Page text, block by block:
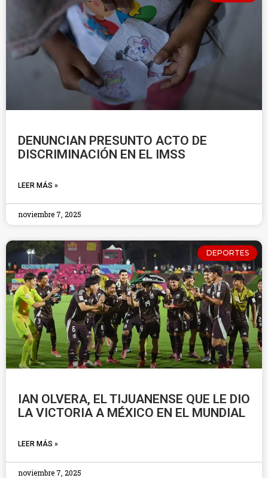
DENUNCIAN PRESUNTO ACTO DE
DISCRIMINACIÓN EN EL IMSS
LEER MÁS »
noviembre 7, 2025
DEPORTES
IAN OLVERA, EL TIJUANENSE QUE LE DIO
LA VICTORIA A MÉXICO EN EL MUNDIAL
LEER MÁS »
noviembre 7, 2025